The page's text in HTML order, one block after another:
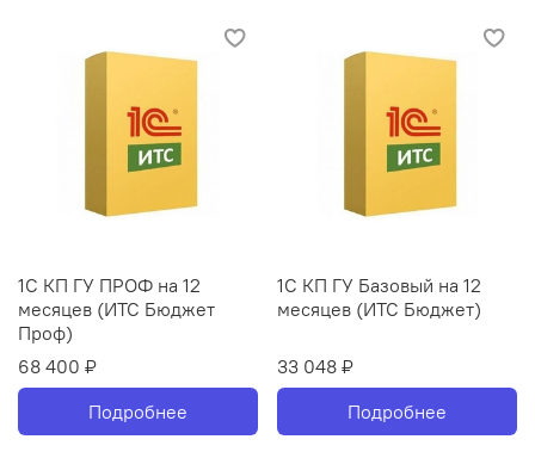
1С КП ГУ ПРОФ на 12
месяцев (ИТС Бюджет
Проф)
68 400 ₽
Подробнее
1С КП ГУ Базовый на 12
месяцев (ИТС Бюджет)
33 048 ₽
Подробнее